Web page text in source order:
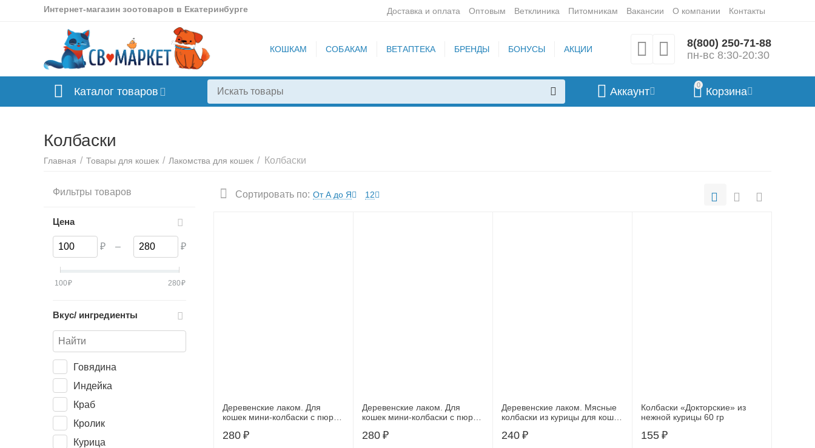
Интернет-магазин зоотоваров в Екатеринбурге Доставка и оплата Оптовым Ветклиника Питомникам Вакансии О компании Контакты
КОШКАМ СОБАКАМ ВЕТАПТЕКА БРЕНДЫ БОНУСЫ АКЦИИ
8(800) 250-71-88
пн-вс 8:30-20:30
Каталог товаров
0
Корзина
Аккаунт
Колбаски
Главная / Товары для кошек / Лакомства для кошек / Колбаски
Сортировать по: От А до Я 12
Деревенские лаком. Для
кошек мини-колбаски с пюре
280 ₽
Деревенские лаком. Для
кошек мини-колбаски с пюре
280 ₽
Деревенские лаком. Мясные
колбаски из курицы для кошек
240 ₽
Колбаски «Докторские» из
нежной курицы 60 гр
155 ₽
Фильтры товаров
Цена
₽ – ₽
100₽ 280₽
Вкус/ ингредиенты
Говядина
Индейка
Краб
Кролик
Курица